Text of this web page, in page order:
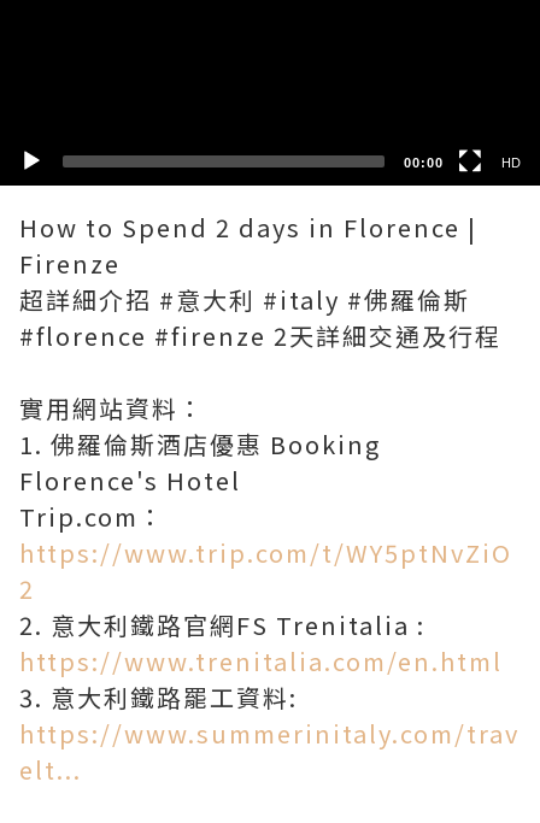
00:00 HD
How to Spend 2 days in Florence |
Firenze
超詳細介招 #意大利 #italy #佛羅倫斯
#florence #firenze 2天詳細交通及行程
實用網站資料：
1. 佛羅倫斯酒店優惠 Booking
Florence's Hotel
Trip.com：
https://www.trip.com/t/WY5ptNvZiO
2
2. 意大利鐵路官網FS Trenitalia :
https://www.trenitalia.com/en.html
3. 意大利鐵路罷工資料:
https://www.summerinitaly.com/trav
elt...